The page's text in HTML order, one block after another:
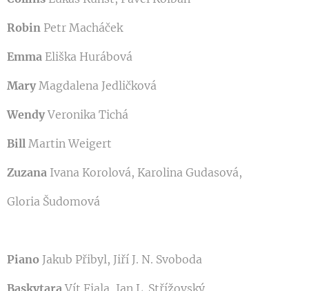
Robin Petr Macháček
Emma Eliška Hurábová
Mary Magdalena Jedličková
WendyVeronika Tichá
Bill Martin Weigert
Zuzana Ivana Korolová, Karolina Gudasová,
Gloria Šudomová
Piano Jakub Přibyl, Jiří J. N. Svoboda
Baskytara Vít Fiala, Jan L. Střížovský